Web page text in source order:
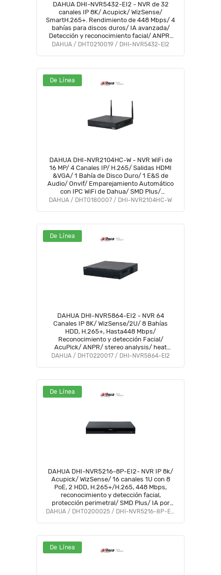
DAHUA DHI-NVR5432-EI2 - NVR de 32
canales IP 8K/ Acupick/ WizSense/
SmartH.265+. Rendimiento de 448 Mbps/ 4
bahías para discos duros/ IA avanzada/
Detección y reconocimiento facial/ ANPR/
SMD/ Detección de EPI/E/S de alarma y
DAHUA / DHT0210019 / DHI-NVR5432-EI2
De Línea
DAHUA DHI-NVR2104HC-W - NVR WiFi de
16 MP/ 4 Canales IP/ H.265/ Salidas HDMI
&VGA/ 1 Bahía de Disco Duro/ 1 E&S de
Audio/ Onvif/ Emparejamiento Automático
con IPC WiFi de Dahua/ SMD Plus/
Protección perimetral #LoNuevo
DAHUA / DHT0180007 / DHI-NVR2104HC-W
De Línea
DAHUA DHI-NVR5864-EI2 - NVR 64
Canales IP 8K/ WizSense/2U/ 8 Bahías
HDD, H.265+, Hasta448 Mbps/
Reconocimiento y detección Facial/
AcuPick/ ANPR/ stereo analysis/ heat
map/ Conteo de personas/ Metadatos/
DAHUA / DHT0220017 / DHI-NVR5864-EI2
De Línea
DAHUA DHI-NVR5216-8P-EI2- NVR IP 8k/
Acupick/ WizSense/ 16 canales 1U con 8
PoE, 2 HDD, H.265+/H.265, 448 Mbps,
reconocimiento y detección facial,
protección perimetral/ SMD Plus/ IA por
cámara/ ANPR/ mapa de calor/8K HDMI DAHUA / DHT0200025 / DHI-NVR5216-8P-EI2
De Línea